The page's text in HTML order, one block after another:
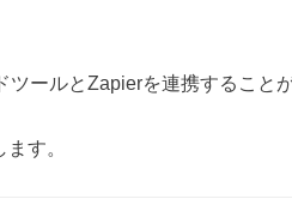
ールとZapierを連携することが
す。